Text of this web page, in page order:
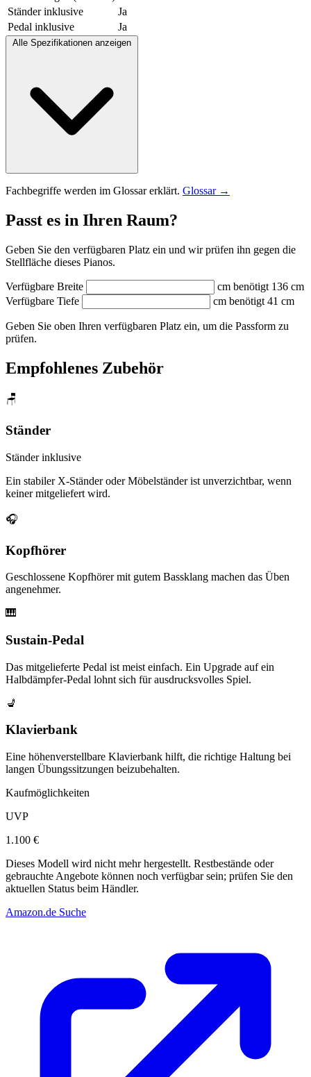
Ständer inklusive
Ja
Pedal inklusive
Ja
Alle Spezifikationen anzeigen
Fachbegriffe werden im Glossar erklärt. Glossar →
Passt es in Ihren Raum?
Geben Sie den verfügbaren Platz ein und wir prüfen ihn gegen die
Stellfläche dieses Pianos.
Verfügbare Breite cm benötigt 136 cm
Verfügbare Tiefe
cm benötigt 41 cm
Geben Sie oben Ihren verfügbaren Platz ein, um die Passform zu
prüfen.
Empfohlenes Zubehör
🪑
Ständer
Ständer inklusive
Ein stabiler X-Ständer oder Möbelständer ist unverzichtbar, wenn
keiner mitgeliefert wird.
🎧
Kopfhörer
Geschlossene Kopfhörer mit gutem Bassklang machen das Üben
angenehmer.
🎹
Sustain-Pedal
Das mitgelieferte Pedal ist meist einfach. Ein Upgrade auf ein
Halbdämpfer-Pedal lohnt sich für ausdrucksvolles Spiel.
💺
Klavierbank
Eine höhenverstellbare Klavierbank hilft, die richtige Haltung bei
langen Übungssitzungen beizubehalten.
Kaufmöglichkeiten
UVP
1.100 €
Dieses Modell wird nicht mehr hergestellt. Restbestände oder
gebrauchte Angebote können noch verfügbar sein; prüfen Sie den
aktuellen Status beim Händler.
Amazon.de Suche